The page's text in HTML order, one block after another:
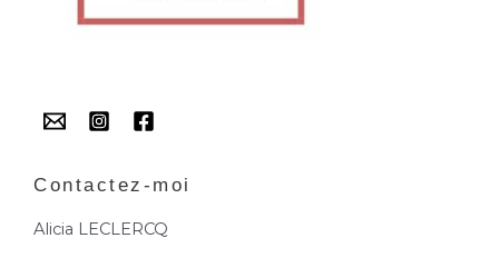
Contactez-moi
Alicia LECLERCQ